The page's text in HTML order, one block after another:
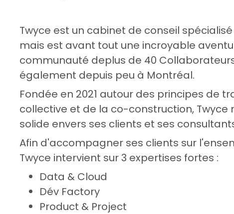
Twyce est un cabinet de conseil
mais est avant tout une incroyable
communauté deplus de 40
également depuis peu à Montréal.
Fondée en 2021 autour des principes de
collective et de la co-construction,
solide envers ses clients et ses
Afin d'accompagner ses clients sur
Twyce intervient sur 3 expertises fortes :
Data & Cloud
Dév Factory
Product & Project